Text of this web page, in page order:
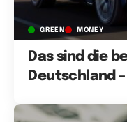
GREEN MONEY
Das sind die
Deutschland